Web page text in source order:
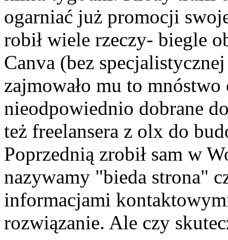
ogarniać już promocji
robił wiele rzeczy- biegle
Canva (bez
zajmowało mu to mnóstwo
nieodpowiednio dobrane
też freelansera z olx do
Poprzednią zrobił sam w
nazywamy "bieda strona"
informacjami
rozwiązanie. Ale czy